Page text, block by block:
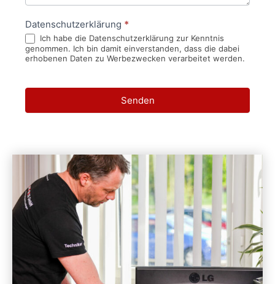
Datenschutzerklärung *
Ich habe die Datenschutzerklärung zur Kenntnis
genommen. Ich bin damit einverstanden, dass die dabei
erhobenen Daten zu Werbezwecken verarbeitet werden.
Senden